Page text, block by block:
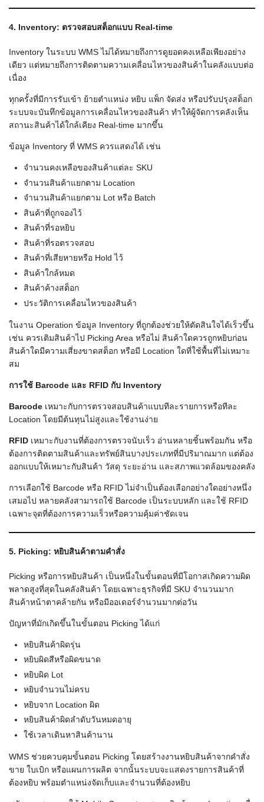
4. Inventory: ตรวจสอบสต็อกแบบ Real-time
Inventory ในระบบ WMS ไม่ได้หมายถึงการดูยอดคงเหลือเพียงอย่าง
เดียว แต่หมายถึงการติดตามความเคลื่อนไหวของสินค้าในคลังแบบต่อ
เนื่อง
ทุกครั้งที่มีการรับเข้า ย้ายตำแหน่ง หยิบ แพ็ก จัดส่ง หรือปรับปรุงสต็อก
ระบบจะบันทึกข้อมูลการเคลื่อนไหวของสินค้า ทำให้ผู้จัดการคลังเห็น
สถานะสินค้าได้ใกล้เคียง Real-time มากขึ้น
ข้อมูล Inventory ที่ WMS ควรแสดงได้ เช่น
จำนวนคงเหลือของสินค้าแต่ละ SKU
จำนวนสินค้าแยกตาม Location
จำนวนสินค้าแยกตาม Lot หรือ Batch
สินค้าที่ถูกจองไว้
สินค้าที่รอหยิบ
สินค้าที่รอตรวจสอบ
สินค้าที่เสียหายหรือ Hold ไว้
สินค้าใกล้หมด
สินค้าค้างสต็อก
ประวัติการเคลื่อนไหวของสินค้า
ในงาน Operation ข้อมูล Inventory ที่ถูกต้องช่วยให้ตัดสินใจได้เร็วขึ้น
เช่น ควรเติมสินค้าไป Picking Area หรือไม่ สินค้าใดควรถูกหยิบก่อน
สินค้าใดมีความเสี่ยงขาดสต็อก หรือมี Location ใดที่ใช้พื้นที่ไม่เหมาะ
สม
การใช้ Barcode และ RFID กับ Inventory
Barcode เหมาะกับการตรวจสอบสินค้าแบบทีละรายการหรือทีละ
Location โดยมีต้นทุนไม่สูงและใช้งานง่าย
RFID เหมาะกับงานที่ต้องการตรวจนับเร็ว อ่านหลายชิ้นพร้อมกัน หรือ
ต้องการติดตามสินค้าและทรัพย์สินบางประเภทที่มีปริมาณมาก แต่ต้อง
ออกแบบให้เหมาะกับสินค้า วัสดุ ระยะอ่าน และสภาพแวดล้อมของคลัง
การเลือกใช้ Barcode หรือ RFID ไม่จำเป็นต้องเลือกอย่างใดอย่างหนึ่ง
เสมอไป หลายคลังสามารถใช้ Barcode เป็นระบบหลัก และใช้ RFID
เฉพาะจุดที่ต้องการความเร็วหรือความคุ้มค่าชัดเจน
5. Picking: หยิบสินค้าตามคำสั่ง
Picking หรือการหยิบสินค้า เป็นหนึ่งในขั้นตอนที่มีโอกาสเกิดความผิด
พลาดสูงที่สุดในคลังสินค้า โดยเฉพาะธุรกิจที่มี SKU จำนวนมาก
สินค้าหน้าตาคล้ายกัน หรือมีออเดอร์จำนวนมากต่อวัน
ปัญหาที่มักเกิดขึ้นในขั้นตอน Picking ได้แก่
หยิบสินค้าผิดรุ่น
หยิบผิดสีหรือผิดขนาด
หยิบผิด Lot
หยิบจำนวนไม่ครบ
หยิบจาก Location ผิด
หยิบสินค้าผิดลำดับวันหมดอายุ
ใช้เวลาเดินหาสินค้านาน
WMS ช่วยควบคุมขั้นตอน Picking โดยสร้างงานหยิบสินค้าจากคำสั่ง
ขาย ใบเบิก หรือแผนการผลิต จากนั้นระบบจะแสดงรายการสินค้าที่
ต้องหยิบ พร้อมตำแหน่งจัดเก็บและจำนวนที่ต้องหยิบ